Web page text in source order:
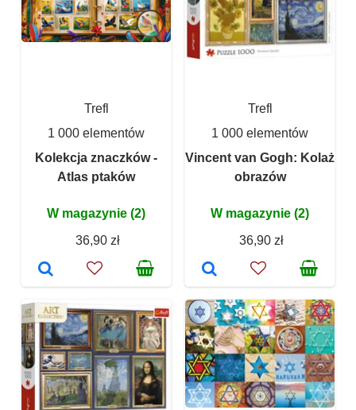
Trefl
1 000 elementów
Kolekcja znaczków -
Atlas ptaków
W magazynie (2)
36,90 zł
Trefl
1 000 elementów
Vincent van Gogh: Kolaż
obrazów
W magazynie (2)
36,90 zł